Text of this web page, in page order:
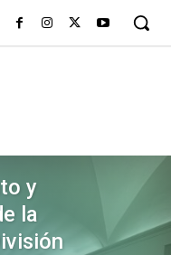
y
la